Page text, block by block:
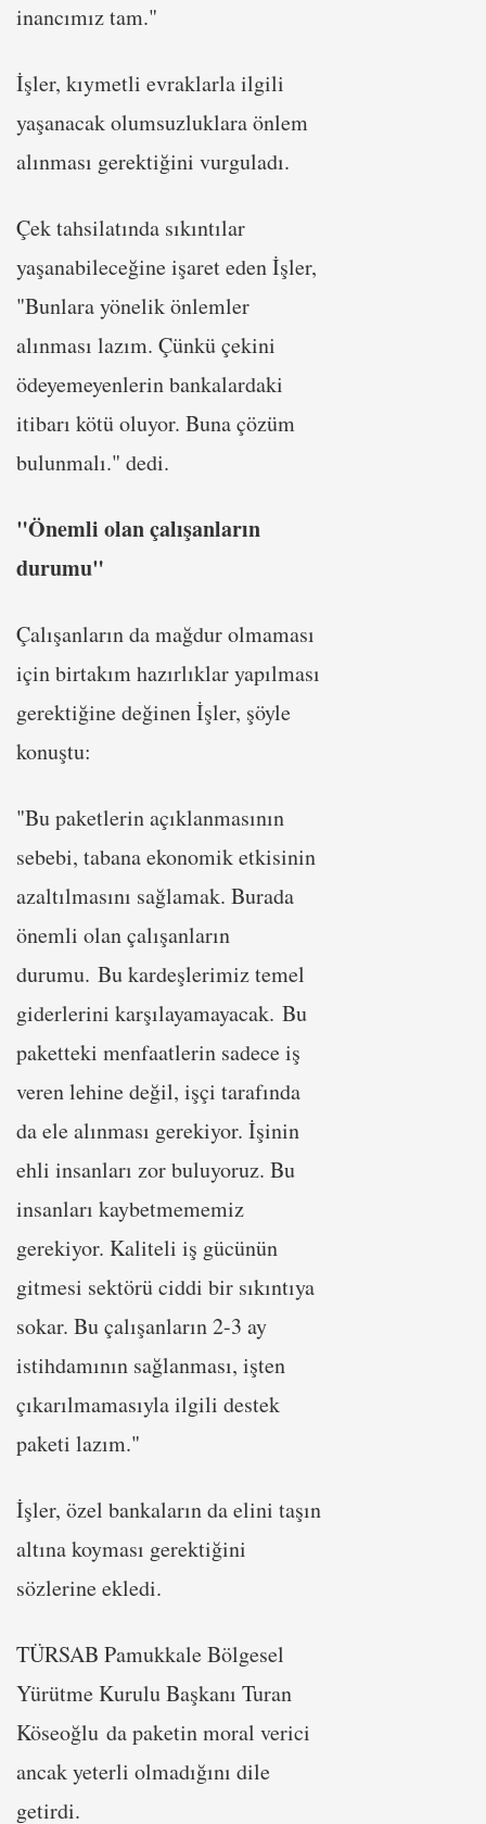
inancımız tam."
İşler, kıymetli evraklarla ilgili
yaşanacak olumsuzluklara önlem
alınması gerektiğini vurguladı.
Çek tahsilatında sıkıntılar
yaşanabileceğine işaret eden İşler,
"Bunlara yönelik önlemler
alınması lazım. Çünkü çekini
ödeyemeyenlerin bankalardaki
itibarı kötü oluyor. Buna çözüm
bulunmalı." dedi.
"Önemli olan çalışanların
durumu"
Çalışanların da mağdur olmaması
için birtakım hazırlıklar yapılması
gerektiğine değinen İşler, şöyle
konuştu:
"Bu paketlerin açıklanmasının
sebebi, tabana ekonomik etkisinin
azaltılmasını sağlamak. Burada
önemli olan çalışanların
durumu. Bu kardeşlerimiz temel
giderlerini karşılayamayacak. Bu
paketteki menfaatlerin sadece iş
veren lehine değil, işçi tarafında
da ele alınması gerekiyor. İşinin
ehli insanları zor buluyoruz. Bu
insanları kaybetmememiz
gerekiyor. Kaliteli iş gücünün
gitmesi sektörü ciddi bir sıkıntıya
sokar. Bu çalışanların 2-3 ay
istihdamının sağlanması, işten
çıkarılmamasıyla ilgili destek
paketi lazım."
İşler, özel bankaların da elini taşın
altına koyması gerektiğini
sözlerine ekledi.
TÜRSAB Pamukkale Bölgesel
Yürütme Kurulu Başkanı Turan
Köseoğlu da paketin moral verici
ancak yeterli olmadığını dile
getirdi.